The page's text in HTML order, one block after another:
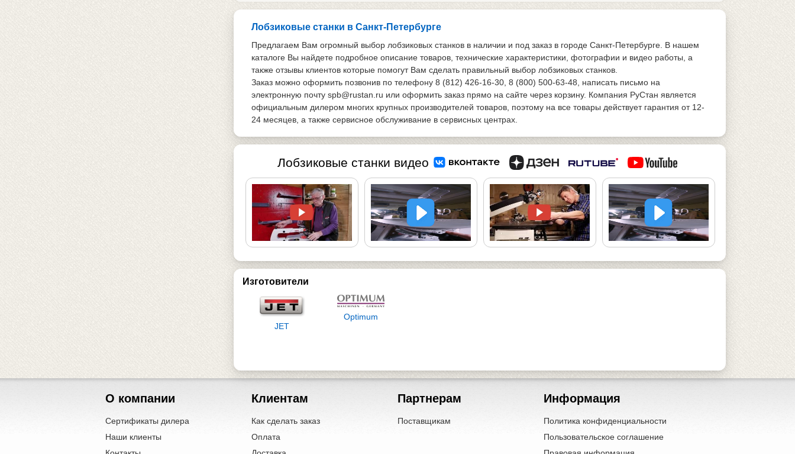
Лобзиковые станки в Санкт-Петербурге
Предлагаем Вам огромный выбор лобзиковых станков в наличии и под заказ в городе Санкт-Петербурге. В нашем
каталоге Вы найдете подробное описание товаров, технические характеристики, фотографии и видео работы, а
также отзывы клиентов которые помогут Вам сделать правильный выбор лобзиковых станков.
Заказ можно оформить позвонив по телефону 8 (812) 426-16-30, 8 (800) 500-63-48, написать письмо на
электронную почту spb@rustan.ru или оформить заказ прямо на сайте через корзину. Компания РуСтан является
официальным дилером многих крупных производителей товаров, поэтому на все товары действует гарантия от 12-
24 месяцев, а также сервисное обслуживание в сервисных центрах.
Лобзиковые станки видео
Изготовители
JET
Optimum
О компании
Сертификаты дилера
Наши клиенты
Клиентам
Как сделать заказ
Оплата
Партнерам
Поставщикам
Информация
Политика конфиденциальности
Пользовательское соглашение